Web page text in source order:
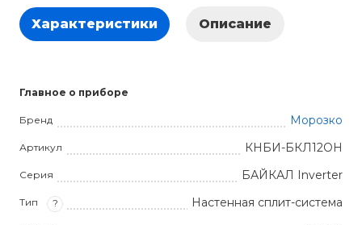
Характеристики Описание
Главное о приборе
Бренд Морозко
Артикул КНБИ-БКЛ12ОН
Серия БАЙКАЛ Inverter
Тип ? Настенная сплит-система